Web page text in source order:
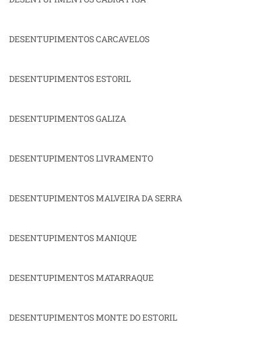
DESENTUPIMENTOS CARCAVELOS
DESENTUPIMENTOS ESTORIL
DESENTUPIMENTOS GALIZA
DESENTUPIMENTOS LIVRAMENTO
DESENTUPIMENTOS MALVEIRA DA SERRA
DESENTUPIMENTOS MANIQUE
DESENTUPIMENTOS MATARRAQUE
DESENTUPIMENTOS MONTE DO ESTORIL